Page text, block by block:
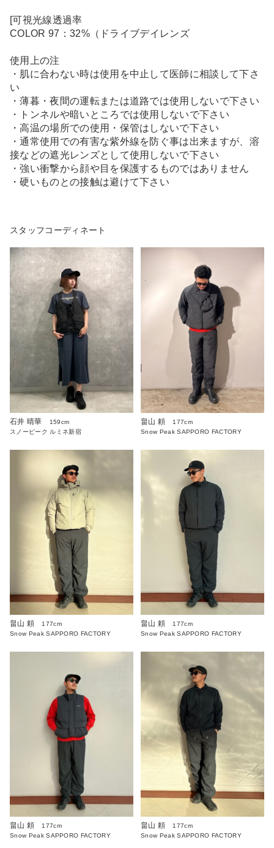
[可視光線透過率
COLOR 97：32%（ドライブデイレンズ
使用上の注
・肌に合わない時は使用を中止して医師に相談して下さ
い
・薄暮・夜間の運転または道路では使用しないで下さい
・トンネルや暗いところでは使用しないで下さい
・高温の場所での使用・保管はしないで下さい
・通常使用での有害な紫外線を防ぐ事は出来ますが、溶
接などの遮光レンズとして使用しないで下さい
・強い衝撃から顔や目を保護するものではありません
・硬いものとの接触は避けて下さい
スタッフコーディネート
石井 晴華
159cm
スノーピーク ルミネ新宿
畠山 頼
177cm
Snow Peak SAPPORO FACTORY
畠山 頼
177cm
Snow Peak SAPPORO FACTORY
畠山 頼
177cm
Snow Peak SAPPORO FACTORY
畠山 頼
177cm
Snow Peak SAPPORO FACTORY
畠山 頼
177cm
Snow Peak SAPPORO FACTORY